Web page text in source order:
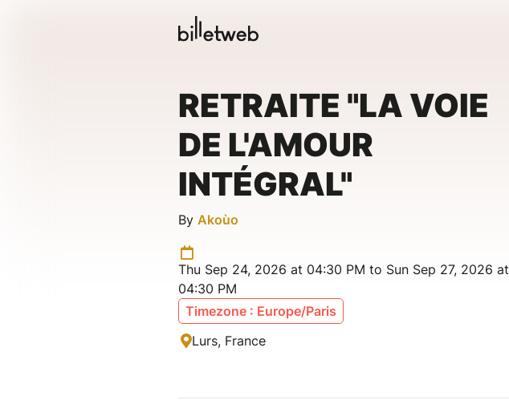
RETRAITE "LA VOIE
DE L'AMOUR
INTÉGRAL"
By Akoùo
Thu Sep 24, 2026 at 04:30 PM to Sun Sep 27, 2026 at
04:30 PM
Timezone : Europe/Paris
Lurs, France